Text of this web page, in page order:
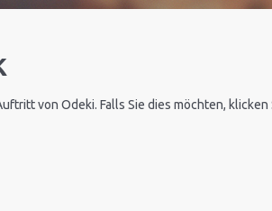
von Odeki. Falls Sie dies möchten,